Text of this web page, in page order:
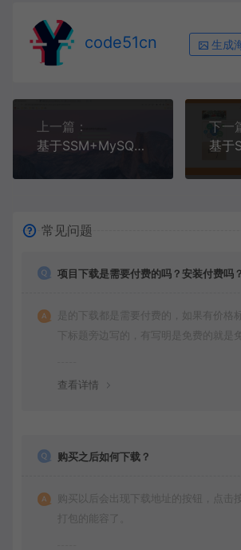
code51cn 生成
上一篇：
基于SSM+MySQL+Bootstrap的停车场管理系统(附论文)
下一
常见问题
项目下载是需要付费的吗？安装付费吗？
是的下载都是需要付费的，如果有价格
下标题旁边写的，有写明是免费的就是
查看详情
购买之后如何下载？
购买以后会出现下载地址的按钮，点击
打包的能容了。